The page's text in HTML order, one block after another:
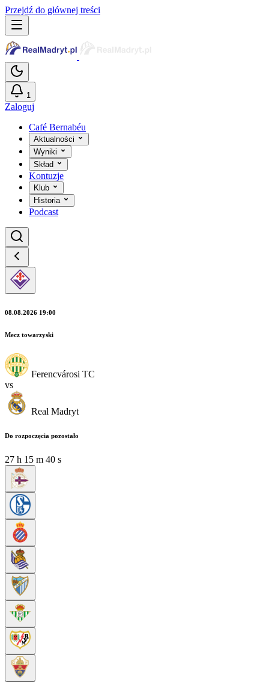
Przejdź do głównej treści
1
Zaloguj
Café Bernabéu
Aktualności
Wyniki
Skład
Kontuzje
Klub
Historia
Podcast
08.08.2026 19:00
Mecz towarzyski
Ferencvárosi TC
vs
Real Madryt
Do rozpoczęcia pozostało
27 h 15 m 38 s